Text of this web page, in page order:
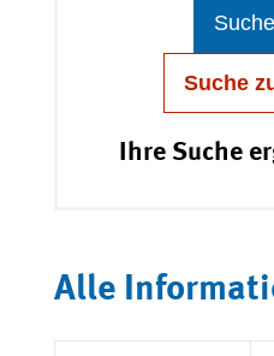
Suche
Ihre Suche
Alle